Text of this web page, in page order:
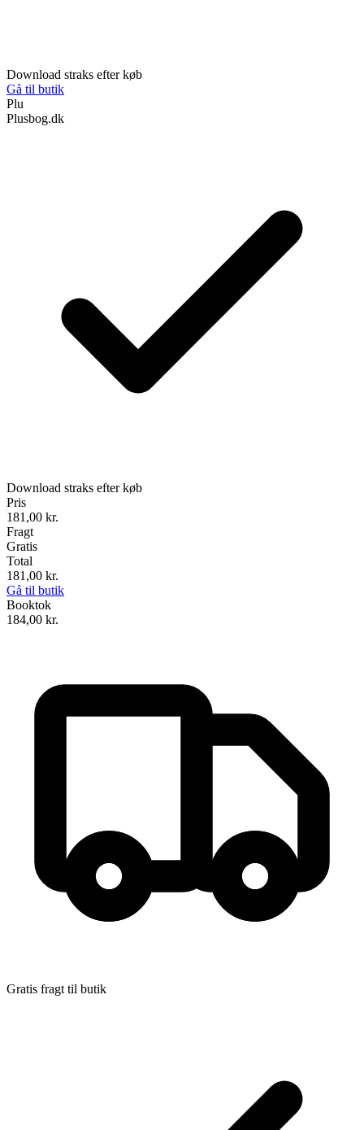
Download straks efter køb
Gå til butik
Plu
Plusbog.dk
Download straks efter køb
Pris
181,00 kr.
Fragt
Gratis
Total
181,00 kr.
Gå til butik
Booktok
184,00 kr.
Gratis fragt til butik